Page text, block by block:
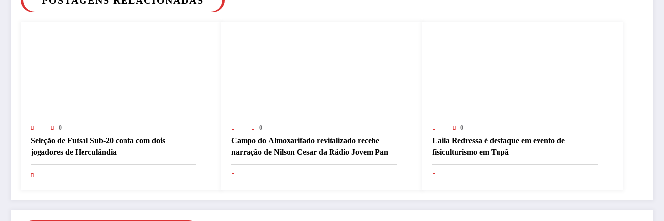
0
Seleção de Futsal Sub-20 conta com dois
jogadores de Herculândia
0
Campo do Almoxarifado revitalizado recebe
narração de Nilson Cesar da Rádio Jovem Pan
0
Laila Redressa é destaque em evento de
fisiculturismo em Tupã